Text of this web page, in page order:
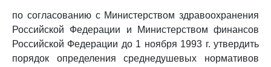
по согласованию с Министерством здравоохранения
Российской Федерации и Министерством финансов
Российской Федерации до 1 ноября 1993 г. утвердить
порядок определения среднедушевых нормативов